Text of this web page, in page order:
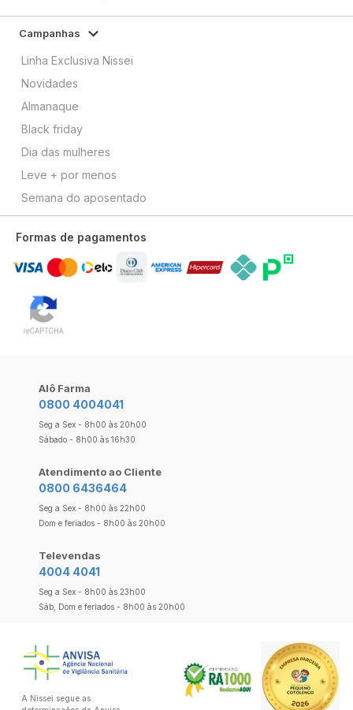
Campanhas
Linha Exclusiva Nissei
Novidades
Almanaque
Black friday
Dia das mulheres
Leve + por menos
Semana do aposentado
Formas de pagamentos
Alô Farma
0800 4004041
Seg a Sex - 8h00 às 20h00
Sábado - 8h00 às 16h30
Atendimento ao Cliente
0800 6436464
Seg a Sex - 8h00 às 22h00
Dom e feriados - 8h00 às 20h00
Televendas
4004 4041
Seg a Sex - 8h00 às 23h00
Sáb, Dom e feriados - 8h00 às 20h00
A Nissei segue as